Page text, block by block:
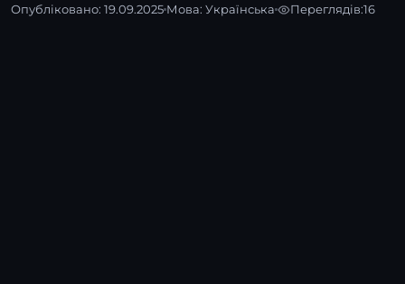
Опубліковано: 19.09.2025 Мова: Українська Переглядів:16